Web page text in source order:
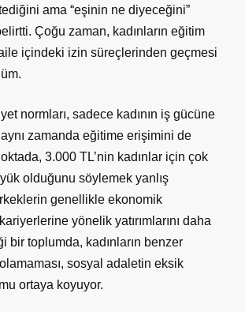
ama “eşinin ne diyeceğini”
Çoğu zaman, kadınların eğitim
içindeki izin süreçlerinden geçmesi
normları, sadece kadının iş gücüne
aynı zamanda eğitime erişimini de
3.000 TL’nin kadınlar için çok
olduğunu söylemek yanlış
genellikle ekonomik
yönelik yatırımlarını daha
bir toplumda, kadınların benzer
sosyal adaletin eksik
ortaya koyuyor.